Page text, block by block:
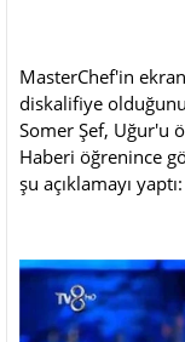
MasterChef'in
diskalifiye
Somer Şef, Uğur'u
Haberi öğrenince
şu açıklamayı yaptı: